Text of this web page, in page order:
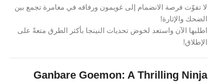
لا تفوّت فرصة الانضمام إلى غويمون ورفاقه في مغامرة تجمع بين
الضحك والإثارة!
اطلبها الآن واستعد لخوض تحديات النينجا بأكثر الطرق متعةً على
الإطلاق!
Ganbare Goemon: A Thrilling Ninja